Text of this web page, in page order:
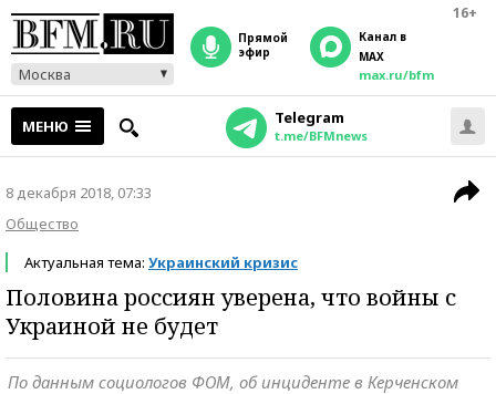
16+
Москва
прямой
эфир
Канал в
MAX
max.ru/bfm
МЕНЮ Telegram
t.me/BFMnews
8 декабря 2018, 07:33
Общество
Актуальная тема: Украинский кризис
Половина россиян уверена, что войны с
Украиной не будет
По данным социологов ФОМ, об инциденте в Керченском